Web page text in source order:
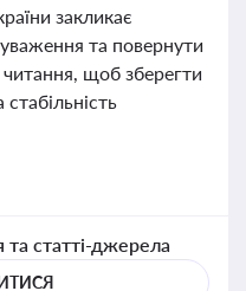
закликає
та повернути
щоб зберегти
статті-джерела